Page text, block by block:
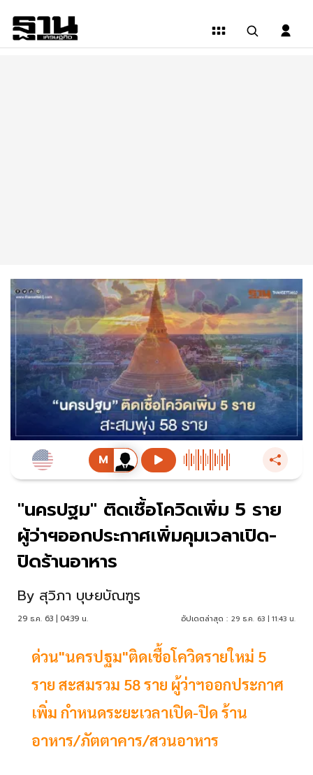
"นครปฐม" ติดเชื้อโควิดเพิ่ม 5 ราย
ผู้ว่าฯออกประกาศเพิ่มคุมเวลาเปิด-
ปิดร้านอาหาร
By สุวิภา บุษยบัณฑูร
29 ธ.ค. 63 | 04:39 น. อัปเดตล่าสุด : 29 ธ.ค. 63 | 11:43 น.
ด่วน"นครปฐม"ติดเชื้อโควิดรายใหม่ 5
ราย สะสมรวม 58 ราย ผู้ว่าฯออกประกาศ
เพิ่ม กำหนดระยะเวลา​เปิด-ปิด​ ร้าน
อาหาร/ภัตตาคาร/สวนอาหาร